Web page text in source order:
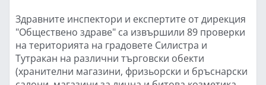
Здравните инспектори и експертите от дирекция
"Обществено здраве" са извършили 89 проверки
на територията на градовете Силистра и
Тутракан на различни търговски обекти
(хранителни магазини, фризьорски и бръснарски